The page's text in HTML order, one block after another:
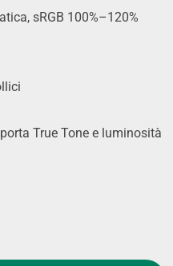
sRGB 100%–120%
True Tone e luminosità